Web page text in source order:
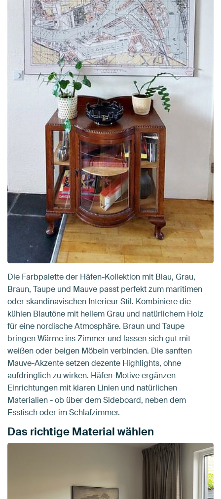
Die Farbpalette der Häfen-Kollektion mit Blau, Grau,
Braun, Taupe und Mauve passt perfekt zum maritimen
oder skandinavischen Interieur Stil. Kombiniere die
kühlen Blautöne mit hellem Grau und natürlichem Holz
für eine nordische Atmosphäre. Braun und Taupe
bringen Wärme ins Zimmer und lassen sich gut mit
weißen oder beigen Möbeln verbinden. Die sanften
Mauve-Akzente setzen dezente Highlights, ohne
aufdringlich zu wirken. Häfen-Motive ergänzen
Einrichtungen mit klaren Linien und natürlichen
Materialien - ob über dem Sideboard, neben dem
Esstisch oder im Schlafzimmer.
Das richtige Material wählen